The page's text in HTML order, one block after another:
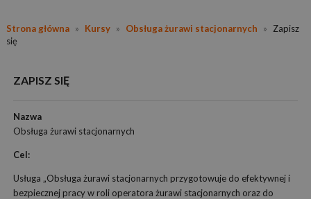
Strona główna » Kursy » Obsługa żurawi stacjonarnych »
Zapisz
się
ZAPISZ SIĘ
Nazwa
Obsługa żurawi stacjonarnych
Cel:
Usługa „Obsługa żurawi stacjonarnych przygotowuje do efektywnej i
bezpiecznej pracy w roli operatora żurawi stacjonarnych oraz do